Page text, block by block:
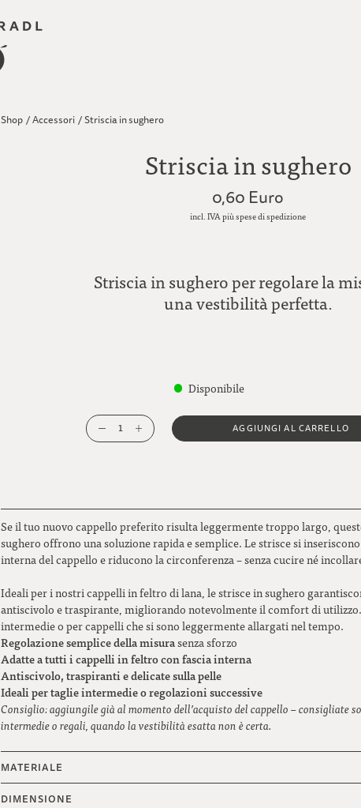
Shop /Accessori /Striscia in sughero
Striscia in sughero
0,60 Euro
incl. IVA più spese di spedizione
Striscia in sughero per regolare la
una vestibilità perfetta.
Disponibile
1 AGGIUNGI AL CARRELLO
Se il tuo nuovo cappello preferito risulta leggermente troppo largo,
sughero offrono una soluzione rapida e semplice. Le strisce si
interna del cappello e riducono la circonferenza – senza cucire né
Ideali per i nostri cappelli in feltro di lana, le strisce in sughero
antiscivolo e traspirante, migliorando notevolmente il comfort di
intermedie o per cappelli che si sono leggermente allargati nel tempo.
Regolazione semplice della misurasenza sforzo
Adatte a tutti i cappelli in feltro con fascia interna
Antiscivolo, traspiranti e delicate sulla pelle
Ideali per taglie intermedie o regolazioni successive
Consiglio: aggiungile già al momento dell’acquisto del cappello – consigliate
intermedie o regali, quando la vestibilità esatta non è certa.
MATERIALE
DIMENSIONE